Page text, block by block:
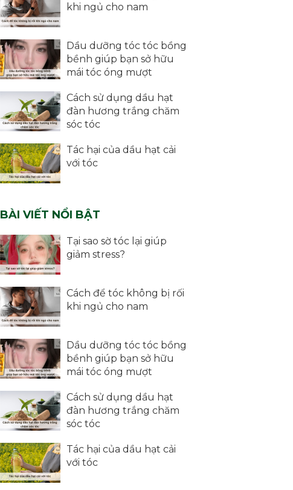
khi ngủ cho nam
Dầu dưỡng tóc tóc bồng
bềnh giúp bạn sở hữu
mái tóc óng mượt
Cách sử dụng dầu hạt
đàn hương trắng chăm
sóc tóc
Tác hại của dầu hạt cải
với tóc
BÀI VIẾT NỔI BẬT
Tại sao sờ tóc lại giúp
giảm stress?
Cách để tóc không bị rối
khi ngủ cho nam
Dầu dưỡng tóc tóc bồng
bềnh giúp bạn sở hữu
mái tóc óng mượt
Cách sử dụng dầu hạt
đàn hương trắng chăm
sóc tóc
Tác hại của dầu hạt cải
với tóc